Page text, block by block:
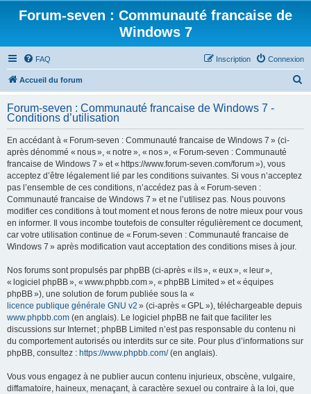
Forum-seven : Communauté francaise de
Windows 7
FAQ Connexion
Inscription
Accueil du forum
h
Forum-seven : Communauté francaise de Windows 7 -
Conditions d’utilisation
En accédant à « Forum-seven : Communauté francaise de Windows 7 » (ci-
après dénommé « nous », « notre », « nos », « Forum-seven : Communauté
francaise de Windows 7 » et « https://www.forum-seven.com/forum »), vous
acceptez d’être légalement lié par les conditions suivantes. Si vous n’acceptez
pas l’ensemble de ces conditions, n’accédez pas à « Forum-seven :
Communauté francaise de Windows 7 » et ne l’utilisez pas. Nous pouvons
modifier ces conditions à tout moment et nous ferons de notre mieux pour vous
en informer. Il vous incombe toutefois de consulter régulièrement ce document,
car votre utilisation continue de « Forum-seven : Communauté francaise de
Windows 7 » après modification vaut acceptation des conditions mises à jour.
Nos forums sont propulsés par phpBB (ci-après « ils », « eux », « leur »,
« logiciel phpBB », « www.phpbb.com », « phpBB Limited » et « équipes
phpBB »), une solution de forum publiée sous la «
licence publique générale GNU v2 » (ci-après « GPL »), téléchargeable depuis
www.phpbb.com (en anglais). Le logiciel phpBB ne fait que faciliter les
discussions sur Internet ; phpBB Limited n’est pas responsable du contenu ni
du comportement autorisés ou interdits sur ce site. Pour plus d’informations sur
phpBB, consultez : https://www.phpbb.com/(en anglais).
Vous vous engagez à ne publier aucun contenu injurieux, obscène, vulgaire,
diffamatoire, haineux, menaçant, à caractère sexuel ou contraire à la loi, que